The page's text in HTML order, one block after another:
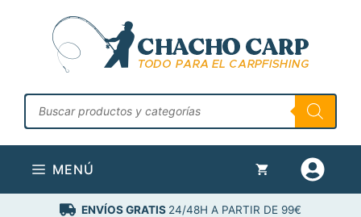
contenido
Búsqueda
de
productos
MENÚ
ENVÍOS GRATIS 24/48H A PARTIR DE 99€